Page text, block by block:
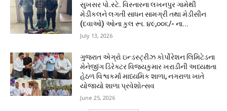
સુખસર પો.સ્ટે. વિસ્તારના લખનપુર ગામેથી
મેડીકલને લગતી સાધન સામગ્રી તથા મેડીસીન
(દવાઓ) ઓના કુલ રૂા. ૪૯,૦૦૬/- ના...
July 13, 2026
ગુજરાત એગ્રો ઇન્ડસ્ટ્રીઝ કોર્પોરેશન લિમિટેડના
મેનેજીંગ ડિરેક્ટર વિજયકુમાર ખરાડીની અધ્યક્ષતા
હેઠળ વિશ્વકર્મા માધ્યમિક શાળા, નગરાળા ખાતે
યોજાયો શાળા પ્રવેશોત્સવ
June 25, 2026